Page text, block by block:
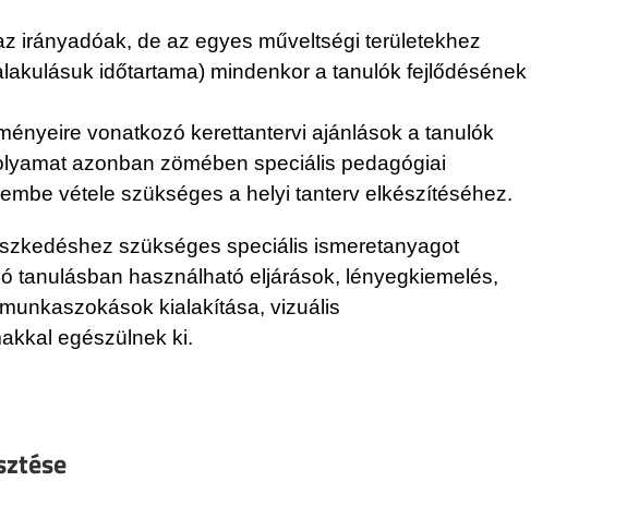
irányadóak, de az egyes műveltségi területekhez
időtartama) mindenkor a tanulók fejlődésének
vonatkozó kerettantervi ajánlások a tanulók
azonban zömében speciális pedagógiai
vétele szükséges a helyi tanterv elkészítéséhez.
szükséges speciális ismeretanyagot
tanulásban használható eljárások, lényegkiemelés,
kialakítása, vizuális
egészülnek ki.